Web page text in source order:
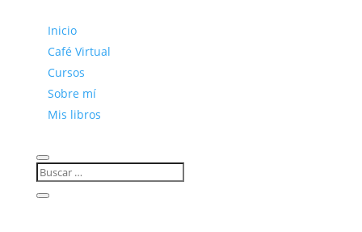
Inicio
Café Virtual
Cursos
Sobre mí
Mis libros